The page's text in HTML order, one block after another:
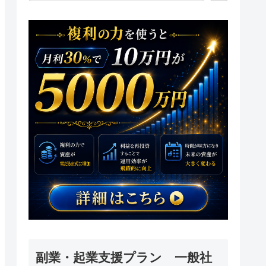
副業・起業支援プラン 一般社